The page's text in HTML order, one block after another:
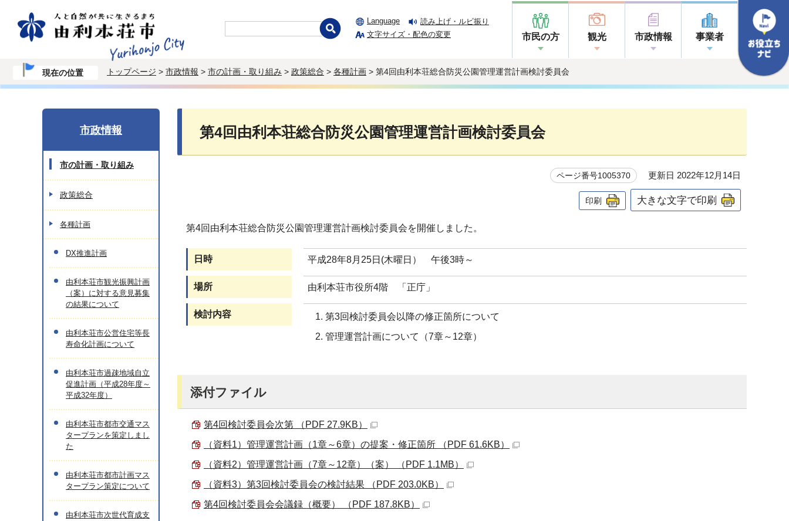
Language
読み上げ・ルビ振り
文字サイズ・配色の変更
市民の方 観光 市政情報 事業者
現在の位置 トップページ > 市政情報 > 市の計画・取り組み > 政策総合 > 各種計画 > 第4回由利本荘総合防災公園管理運営計画検討委員会
第4回由利本荘総合防災公園管理運営計画検討委員会
ページ番号1005370 更新日 2022年12月14日
印刷 大きな文字で印刷
第4回由利本荘総合防災公園管理運営計画検討委員会を開催しました。
日時 平成28年8月25日(木曜日） 午後3時～
場所 由利本荘市役所4階 「正庁」
検討内容
第3回検討委員会以降の修正箇所について
管理運営計画について（7章～12章）
添付ファイル
第4回検討委員会次第 （PDF 27.9KB）
（資料1）管理運営計画（1章～6章）の提案・修正箇所 （PDF 61.6KB）
（資料2）管理運営計画（7章～12章）（案） （PDF 1.1MB）
（資料3）第3回検討委員会の検討結果 （PDF 203.0KB）
第4回検討委員会会議録（概要） （PDF 187.8KB）
市政情報
市の計画・取り組み
政策総合
各種計画
DX推進計画
由利本荘市観光振興計画
（案）に対する意見募集
の結果について
由利本荘市公営住宅等長
寿命化計画について
由利本荘市過疎地域自立
促進計画（平成28年度～
平成32年度）
由利本荘市都市交通マス
タープランを策定しまし
た
由利本荘市都市計画マス
タープラン策定について
由利本荘市次世代育成支